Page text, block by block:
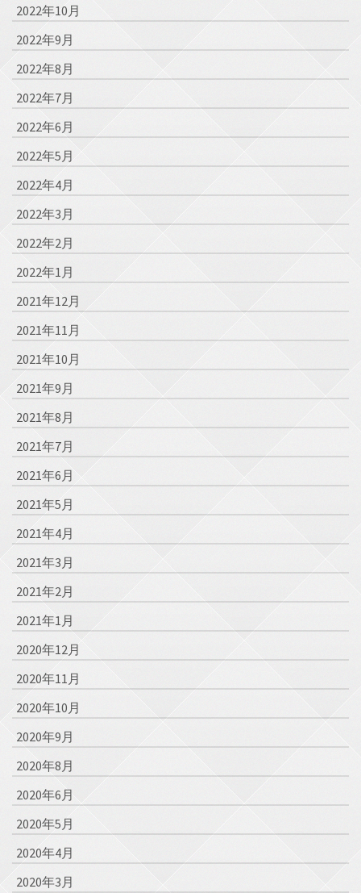
2022年10月
2022年9月
2022年8月
2022年7月
2022年6月
2022年5月
2022年4月
2022年3月
2022年2月
2022年1月
2021年12月
2021年11月
2021年10月
2021年9月
2021年8月
2021年7月
2021年6月
2021年5月
2021年4月
2021年3月
2021年2月
2021年1月
2020年12月
2020年11月
2020年10月
2020年9月
2020年8月
2020年6月
2020年5月
2020年4月
2020年3月